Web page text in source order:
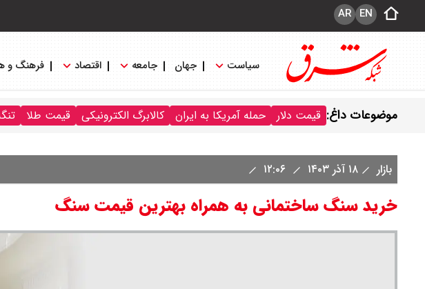
EN
AR
سیاست جهان جامعه اقتصاد فرهنگ و
موضوعات داغ: قیمت دلار حمله آمریکا به ایران کالابرگ الکترونیکی قیمت طلا
بازار ۱۸ آذر ۱۴۰۳
خرید سنگ ساختمانی به همراه بهترین قیمت سنگ